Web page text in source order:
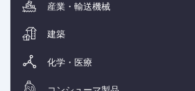
産業・輸送機械
建築
化学・医療